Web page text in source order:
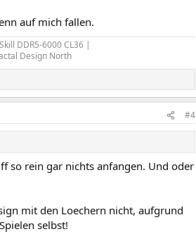
auf mich fallen.
DDR5-6000 CL36 |
Design North
#4
so rein gar nichts anfangen. Und oder
mit den Loechern nicht, aufgrund
selbst!